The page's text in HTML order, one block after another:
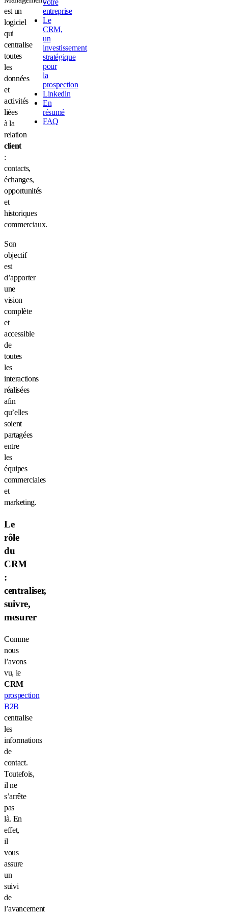
est un
logiciel
qui
centralise
toutes
les
données
et
activités
liées
à la
relation
client
:
contacts,
échanges,
opportunités
et
historiques
commerciaux.
Son
objectif
est
d’apporter
une
vision
complète
et
accessible
de
toutes
les
interactions
réalisées
afin
qu’elles
soient
partagées
entre
les
équipes
commerciales
et
marketing.
Le
rôle
du
CRM
:
centraliser,
suivre,
mesurer
Comme
nous
l’avons
vu, le
CRM
prospection
B2B
centralise
les
informations
de
contact.
Toutefois,
il ne
s’arrête
pas
là. En
effet,
il
vous
assure
un
suivi
de
l’avancement
entreprise
Le
CRM,
un
investissement
stratégique
pour
la
prospection
Linkedin
En
résumé
FAQ